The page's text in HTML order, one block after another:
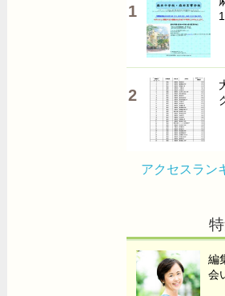
アクセスラン
編
会